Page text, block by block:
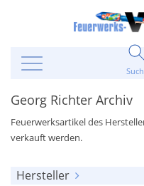
Georg Richter Archiv
Feuerwerksartikel des
verkauft werden.
Hersteller